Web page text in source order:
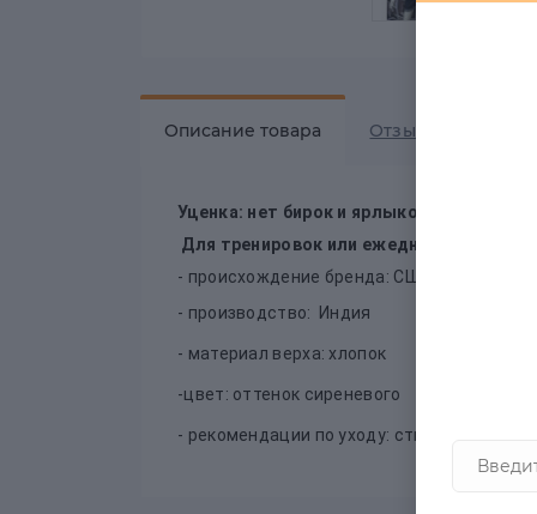
Описание товара Отзывов
Уценка: нет бирок и ярлыков.
Для тренировок или ежедневной носки.
- происхождение бренда: США
- производство: Индия
- материал верха: хлопок
-цвет: оттенок сиреневого
- рекомендации по уходу: стирать при